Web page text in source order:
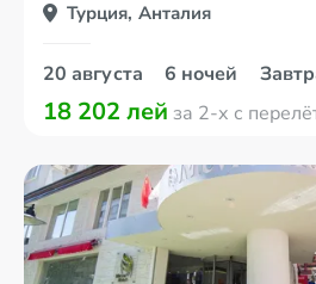
Турция, Анталия
20 августа 6 ночей
18 202 лей за 2-х с